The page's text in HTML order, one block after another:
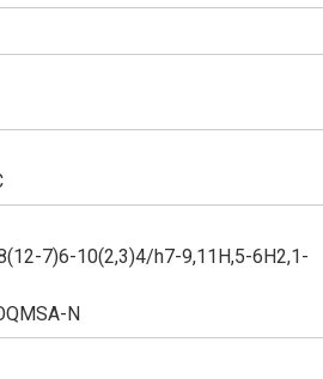
7)6-10(2,3)4/h7-9,11H,5-6H2,1-
N